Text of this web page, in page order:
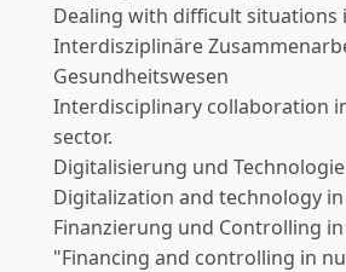
Dealing with difficult situations
Interdisziplinäre
Gesundheitswesen
Interdisciplinary collaboration
sector.
Digitalisierung und
Digitalization and technology
Finanzierung und Controlling
"Financing and controlling in